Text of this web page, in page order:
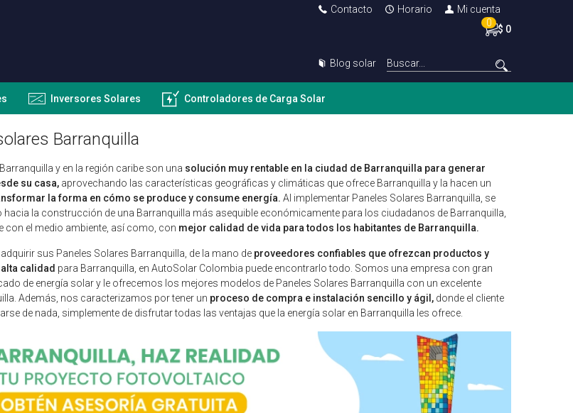
Contacto Horario
Mi cuenta
0
$ 0
Blog solar
Inversores Solares Controladores de Carga Solar
Barranquilla
Barranquilla y en la región caribe son una solución muy rentable en la ciudad de Barranquilla para generar
su casa, aprovechando las características geográficas y climáticas que ofrece Barranquilla y la hacen un
la forma en cómo se produce y consume energía. Al implementar Paneles Solares Barranquilla, se
hacia la construcción de una Barranquilla más asequible económicamente para los ciudadanos de Barranquilla,
con el medio ambiente, así como, con mejor calidad de vida para todos los habitantes de Barranquilla.
sus Paneles Solares Barranquilla, de la mano de proveedores confiables que ofrezcan productos y
calidad para Barranquilla, en AutoSolar Colombia puede encontrarlo todo. Somos una empresa con gran
de energía solar y le ofrecemos los mejores modelos de Paneles Solares Barranquilla con un excelente
Además, nos caracterizamos por tener un proceso de compra e instalación sencillo y ágil, donde el cliente
de nada, simplemente de disfrutar todas las ventajas que la energía solar en Barranquilla les ofrece.